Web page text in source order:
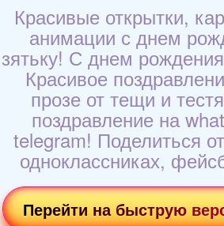
Красивые открытки,
анимации с днем
зятьку! С днем
Красивое
прозе от тещи и
поздравление на
telegram! Поделиться
одноклассниках,
Перейти на быструю